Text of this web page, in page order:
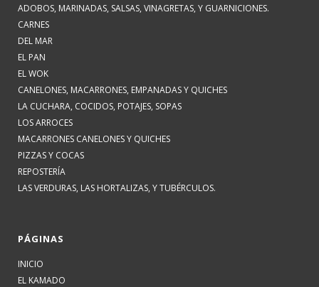
ADOBOS, MARINADAS, SALSAS, VINAGRETAS, Y GUARNICIONES.
CARNES
DEL MAR
EL PAN
EL WOK
CANELONES, MACARRONES, EMPANADAS Y QUICHES
LA CUCHARA, COCIDOS, POTAJES, SOPAS
LOS ARROCES
MACARRONES CANELONES Y QUICHES
PIZZAS Y COCAS
REPOSTERÍA
LAS VERDURAS, LAS HORTALIZAS, Y TUBÉRCULOS.
PÁGINAS
INICIO
EL KAMADO